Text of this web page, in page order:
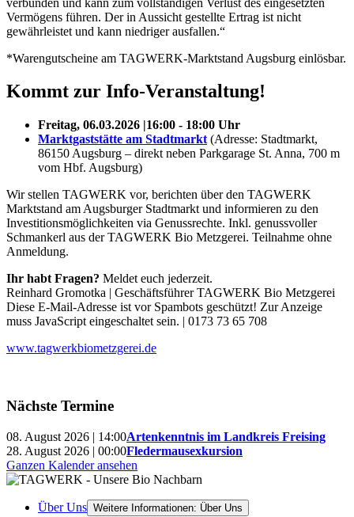
Vermögens führen. Der in Aussicht gestellte Ertrag ist nicht
gewährleistet und kann niedriger ausfallen.“
*Warengutscheine am TAGWERK-Marktstand Augsburg einlösbar.
Kommt zur Info-Veranstaltung!
Freitag, 06.03.2026 |16:00 - 18:00 Uhr
Marktgaststätte am Stadtmarkt (Adresse: Stadtmarkt,
86150 Augsburg – direkt neben Parkgarage St. Anna, 700 m
vom Hbf. Augsburg)
Wir stellen TAGWERK vor, berichten über den TAGWERK
Marktstand am Augsburger Stadtmarkt und informieren zu den
Investitionsmöglichkeiten via Genussrechte. Inkl. genussvoller
Schmankerl aus der TAGWERK Bio Metzgerei. Teilnahme ohne
Anmeldung.
Ihr habt Fragen? Meldet euch jederzeit.
Reinhard Gromotka | Geschäftsführer TAGWERK Bio Metzgerei
Diese E-Mail-Adresse ist vor Spambots geschützt! Zur Anzeige
muss JavaScript eingeschaltet sein. | 0173 73 65 708
www.tagwerkbiometzgerei.de
Nächste Termine
08. August 2026 | 14:00Artenkenntnis im Landkreis Freising
28. August 2026 | 00:00Fledermausexkursion
Ganzen Kalender ansehen
Über Uns Weitere Informationen: Über Uns